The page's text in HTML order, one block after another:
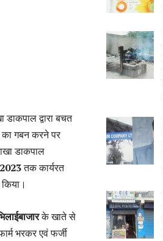
द्वारा बचत
का गबन करने पर
डाकपाल
तक कार्यरत
के खाते से
भरकर एवं फर्जी